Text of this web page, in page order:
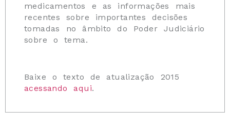
medicamentos e as informações mais
recentes sobre importantes decisões
tomadas no âmbito do Poder Judiciário
sobre o tema.
Baixe o texto de atualização 2015
acessando aqui.